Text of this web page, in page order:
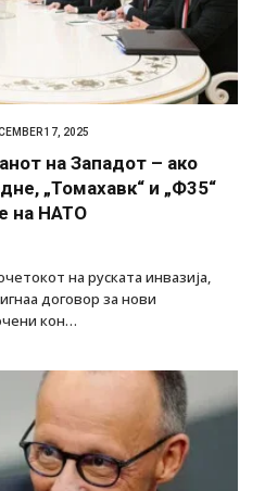
17, 2025
на Западот – ако
„Томахавк“ и „Ф35“
на НАТО
на руската инвазија,
договор за нови
кон…